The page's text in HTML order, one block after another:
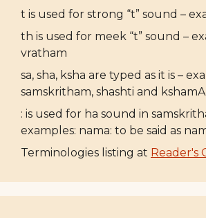
t is used for strong “t” sound –
th is used for meek “t” sound –
vratham
sa, sha, ksha are typed as it is –
samskritham, shashti and kshamA
: is used for ha sound in
examples: nama: to be said as
Terminologies listing at Reader's